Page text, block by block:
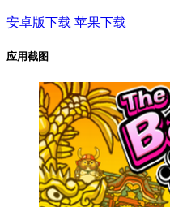
安卓版下载 苹果下载
应用截图